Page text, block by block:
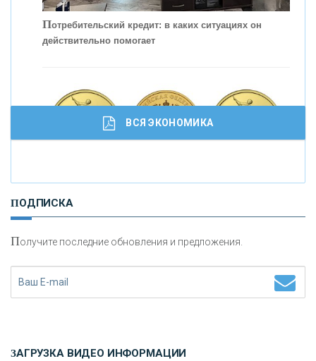
Потребительский кредит: в каких ситуациях он
действительно помогает
И
сохранения и увеличения капитала
ВСЯ ЭКОНОМИКА
ПОДПИСКА
Получите последние обновления и предложения.
ЗАГРУЗКА ВИДЕО ИНФОРМАЦИИ